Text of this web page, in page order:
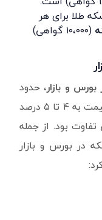
طلا برای هر
(۱۰،۰۰۰ گواهی)
و بازار، حدود
۱٪ است. در مواقعی که این اختلاف قیمت به ۴ تا ۵ درصد
بود. از جمله
در بورس و بازار